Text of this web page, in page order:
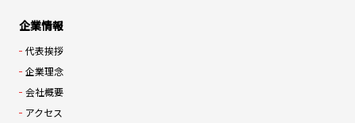
企業情報
代表挨拶
企業理念
会社概要
アクセス